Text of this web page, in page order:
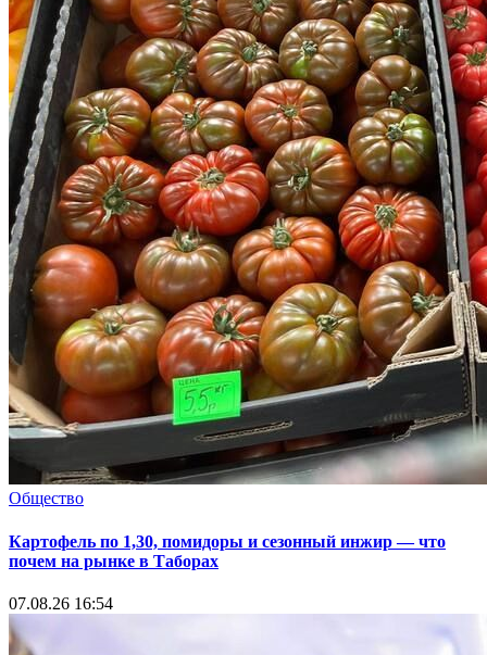
Общество
Картофель по 1,30, помидоры и сезонный инжир — что
почем на рынке в Таборах
07.08.26 16:54